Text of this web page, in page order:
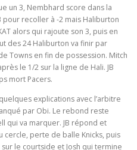
un 3, Nembhard score dans la
recoller à -2 mais Haliburton
alors qui rajoute son 3, puis en
des 24 Haliburton va finir par
Towns en fin de possession. Mitch
le 1/2 sur la ligne de Hali. JB
mort Pacers.
explications avec l’arbitre
par Obi. Le rebond reste
qui va marquer. JB répond et
cercle, perte de balle Knicks, puis
le courtside et Josh qui termine